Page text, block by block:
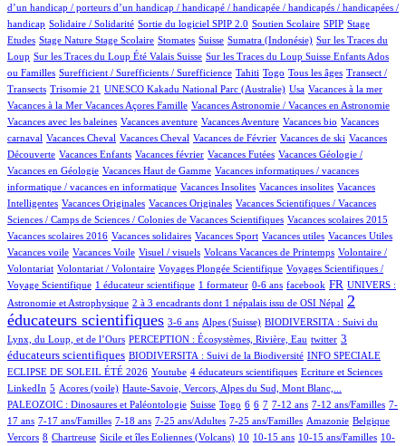
d’un handicap / porteurs d’un handicap / handicapé / handicapée / handicapés / handicapées /
handicap
2/1151 Solidaire / Solidarité
3/1151 Sortie du logiciel SPIP 2.0
90/1151 Soutien Scolaire
3/1151 SPIP
1/1151
Stage
Etudes
1/1151Stage Nature
22/1151 Stage Scolaire
1/1151 Stomates
213/1151 Suisse
5/1151 Sumatra (Indonésie)
2/1151
Sur les Traces du
Loup
11/1151Sur les Traces du Loup Été Valais Suisse
8/1151
Sur les Traces du Loup Suisse Enfants Ados
ou Familles
1/1151 Surefficient / Surefficients / Surefficience
66/1151 Tahiti
6/1151 Togo
15/1151 Tous les âges
100/1151
Transect /
Transects
1/1151 Trisomie 21
3/1151 UNESCO Kakadu National Parc (Australie)
19/1151 Usa
1/1151 Vacances à la mer
1/1151
Vacances à la Mer
1/1151 Vacances Açores Famille
68/1151 Vacances Astronomie / Vacances en Astronomie
1/1151
Vacances avec les baleines
1/1151 Vacances aventure
21/1151 Vacances Aventure
1/1151 Vacances bio
1/1151
Vacances
carnaval
109/1151Vacances Cheval
1/1151 Vacances Cheval
30/1151 Vacances de Février
1/1151 Vacances de ski
1/1151
Vacances
Découverte
66/1151 Vacances Enfants
1/1151 Vacances février
2/1151 Vacances Futées
36/1151
Vacances Géologie /
Vacances en Géologie
1/1151 Vacances Haut de Gamme
1/1151
Vacances informatiques / vacances
informatique / vacances en informatique
1/1151 Vacances Insolites
1/1151 Vacances insolites
1/1151
Vacances
Intelligentes
2/1151 Vacances Originales
1/1151 Vacances Originales
21/1151
Vacances Scientifiques / Vacances
Sciences / Camps de Sciences / Colonies de Vacances Scientifiques
1/1151 Vacances scolaires 2015
1/1151
Vacances scolaires 2016
1/1151 Vacances solidaires
1/1151 Vacances Sport
1/1151 Vacances utiles
1/1151 Vacances Utiles
1/1151
Vacances voile
1/1151 Vacances Voile
1/1151 Visuel / visuels
23/1151 Volcans Vacances de Printemps
1/1151
Volontaire /
Volontariat
1/1151 Volontariat / Volontaire
93/1151 Voyages Plongée Scientifique
22/1151
Voyages Scientifiques /
Voyage Scientifique
134/1151 1 éducateur scientifique
7/1151 1 formateur
4/1151 0-6 ans
14/1151 facebook
350/1151 FR
73/1151
UNIVERS :
Astronomie et Astrophysique
13/1151 2 à 3 encadrants dont 1 népalais issu de OSI Népal
667/1151
2
éducateurs scientifiques
14/1151 3-6 ans
183/1151 Alpes (Suisse)
61/1151
BIODIVERSITA : Suivi du
Lynx, du Loup, et de l’Ours
16/1151 PERCEPTION : Écosystèmes, Rivière, Eau
2/1151 twitter
345/1151
3
éducateurs scientifiques
79/1151 BIODIVERSITA : Suivi de la Biodiversité
53/1151
INFO SPECIALE
ECLIPSE DE SOLEIL ÉTÉ 2026
2/1151 Youtube
39/1151 4 éducateurs scientifiques
2/1151 Ecriture et Sciences
2/1151
LinkedIn
19/11515
9/1151 Acores (voile)
13/1151 Haute-Savoie, Vercors, Alpes du Sud, Mont Blanc,...
117/1151
PALEOZOIC : Dinosaures et Paléontologie
2/1151 Suisse
4/1151 Togo
1/1151 6
82/1151 6
103/1151 7
23/1151 7-12 ans
131/1151 7-12 ans/Familles
5/1151
7-
17 ans
32/11517-17 ans/Familles
77/1151 7-18 ans
4/1151 7-25 ans/Adultes
10/1151 7-25 ans/Familles
15/1151 Amazonie
1/1151 Belgique
2/1151
Vercors
124/1151
8
1/1151 Chartreuse
22/1151 Sicile et îles Eoliennes (Volcans)
106/1151 10
2/1151 10-15 ans
4/1151 10-15 ans/Familles
18/1151 10-